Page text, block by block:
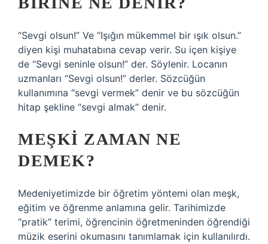
“Sevgi olsun!” Ve “Işığın mükemmel bir ışık olsun.”
diyen kişi muhatabına cevap verir. Su içen kişiye
de “Sevgi seninle olsun!” der. Söylenir. Locanın
uzmanları “Sevgi olsun!” derler. Sözcüğün
kullanımına “sevgi vermek” denir ve bu sözcüğün
hitap şekline “sevgi almak” denir.
MEŞKI ZAMAN NE
DEMEK?
Medeniyetimizde bir öğretim yöntemi olan meşk,
eğitim ve öğrenme anlamına gelir. Tarihimizde
“pratik” terimi, öğrencinin öğretmeninden öğrendiği
müzik eserini okumasını tanımlamak için kullanılırdı.